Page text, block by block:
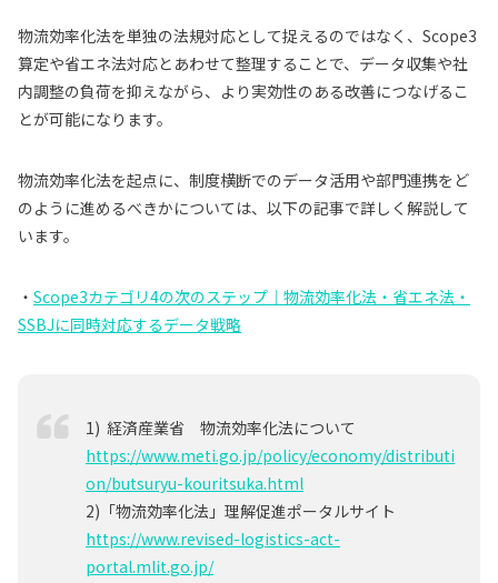
物流効率化法を単独の法規対応として捉えるのではなく、Scope3
算定や省エネ法対応とあわせて整理することで、データ収集や社
内調整の負荷を抑えながら、より実効性のある改善につなげるこ
とが可能になります。
物流効率化法を起点に、制度横断でのデータ活用や部門連携をど
のように進めるべきかについては、以下の記事で詳しく解説して
います。
・ Scope3カテゴリ4の次のステップ｜物流効率化法・省エネ法・
SSBJに同時対応するデータ戦略
1) 経済産業省 物流効率化法について
https://www.meti.go.jp/policy/economy/distributi
on/butsuryu-kouritsuka.html
2)「物流効率化法」理解促進ポータルサイト
https://www.revised-logistics-act-
portal.mlit.go.jp/